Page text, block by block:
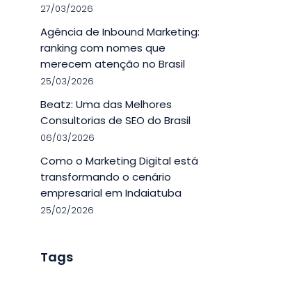
27/03/2026
Agência de Inbound Marketing:
ranking com nomes que
merecem atenção no Brasil
25/03/2026
Beatz: Uma das Melhores
Consultorias de SEO do Brasil
06/03/2026
Como o Marketing Digital está
transformando o cenário
empresarial em Indaiatuba
25/02/2026
Tags